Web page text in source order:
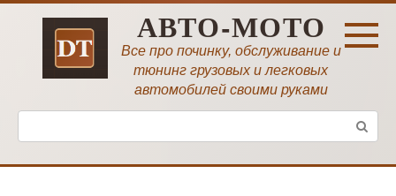
Перейти
АВТО-МОТО
Все про починку, обслуживание и
тюнинг грузовых и легковых
автомобилей своими руками
Поиск: